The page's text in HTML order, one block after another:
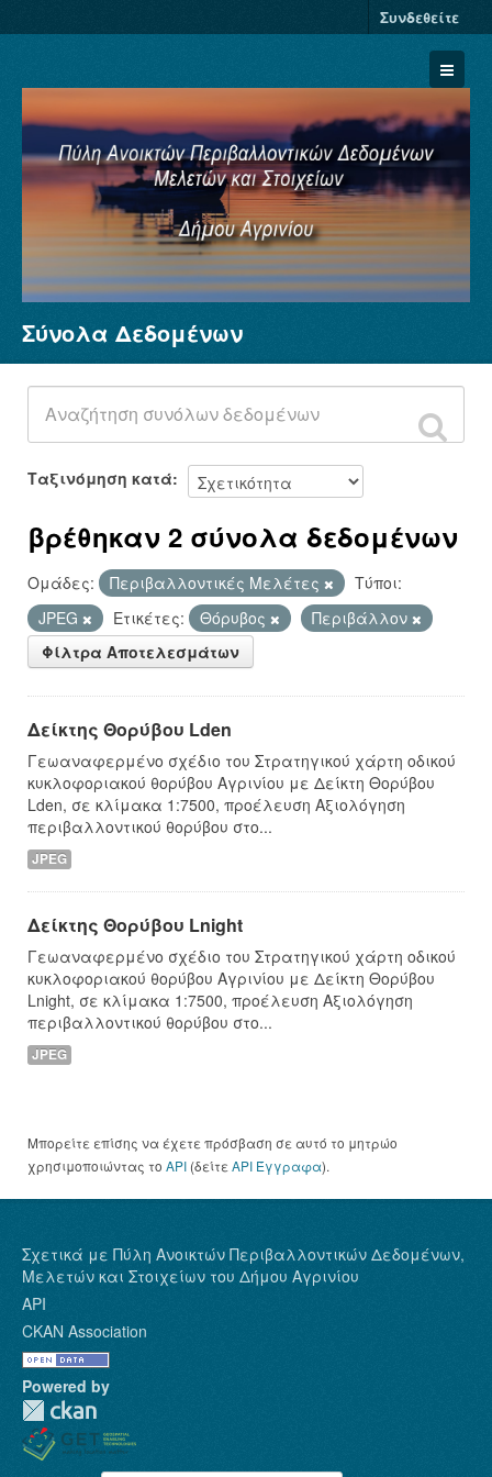
Συνδεθείτε
Σύνολα Δεδομένων
Φορείς
Ομάδες
Σχετικά
Σύνολα Δεδομένων
Ταξινόμηση κατά
βρέθηκαν 2 σύνολα δεδομένων
Ομάδες: Περιβαλλοντικές Μελέτες
Τύποι:
JPEG
Ετικέτες: Θόρυβος
Περιβάλλον
Φίλτρα Αποτελεσμάτων
Δείκτης Θορύβου Lden
Γεωαναφερμένο σχέδιο του Στρατηγικού χάρτη οδικού
κυκλοφοριακού θορύβου Αγρινίου με Δείκτη Θορύβου
Lden, σε κλίμακα 1:7500, προέλευση Αξιολόγηση
περιβαλλοντικού θορύβου στο...
JPEG
Δείκτης Θορύβου Lnight
Γεωαναφερμένο σχέδιο του Στρατηγικού χάρτη οδικού
κυκλοφοριακού θορύβου Αγρινίου με Δείκτη Θορύβου
Lnight, σε κλίμακα 1:7500, προέλευση Αξιολόγηση
περιβαλλοντικού θορύβου στο...
JPEG
Μπορείτε επίσης να έχετε πρόσβαση σε αυτό το μητρώο
χρησιμοποιώντας το API (δείτε API Έγγραφα).
Σχετικά με Πύλη Ανοικτών Περιβαλλοντικών Δεδομένων,
Μελετών και Στοιχείων του Δήμου Αγρινίου
API
CKAN Association
Powered by